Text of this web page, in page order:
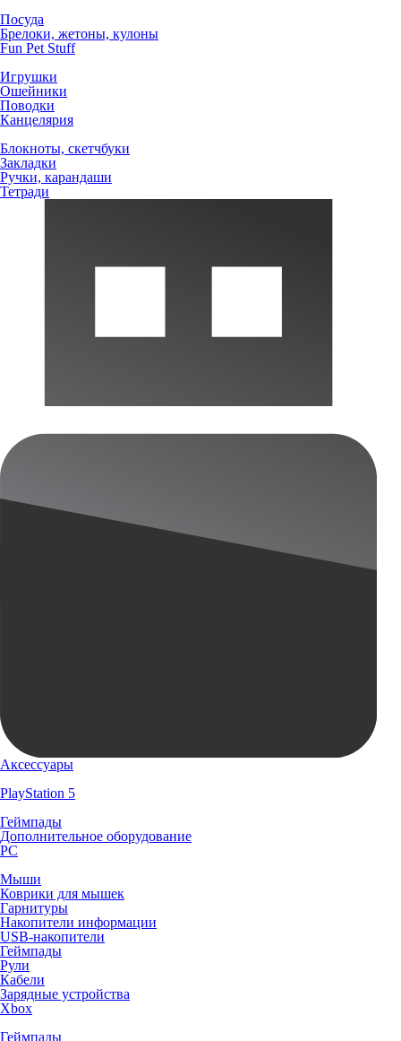
Посуда
Брелоки, жетоны, кулоны
Fun Pet Stuff
Игрушки
Ошейники
Поводки
Канцелярия
Блокноты, скетчбуки
Закладки
Ручки, карандаши
Тетради
Аксессуары
PlayStation 5
Геймпады
Дополнительное оборудование
PC
Мыши
Коврики для мышек
Гарнитуры
Накопители информации
USB-накопители
Геймпады
Рули
Кабели
Зарядные устройства
Xbox
Геймпады